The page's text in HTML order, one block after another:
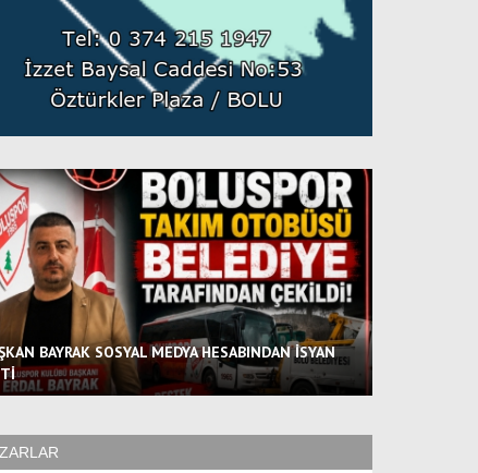
BAYRAK SOSYAL MEDYA HESABINDAN İSYAN